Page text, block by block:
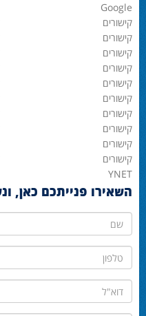
Google
YNET
קישורים
קישורים
קישורים
קישורים
קישורים
קישורים
קישורים
קישורים
קישורים
קישורים
השאירו פנייתכם כאן,
שם
טלפון
דוא"ל